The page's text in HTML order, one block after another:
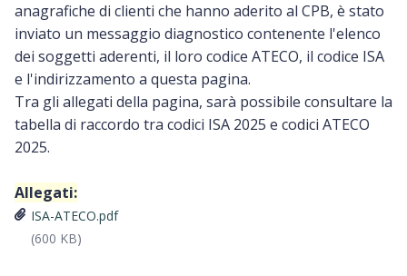
anagrafiche di clienti che hanno aderito al CPB, è stato
inviato un messaggio diagnostico contenente l'elenco
dei soggetti aderenti, il loro codice ATECO, il codice ISA
e l'indirizzamento a questa pagina.
Tra gli allegati della pagina, sarà possibile consultare la
tabella di raccordo tra codici ISA 2025 e codici ATECO
2025.
Allegati:
ISA-ATECO.pdf
(600 KB)